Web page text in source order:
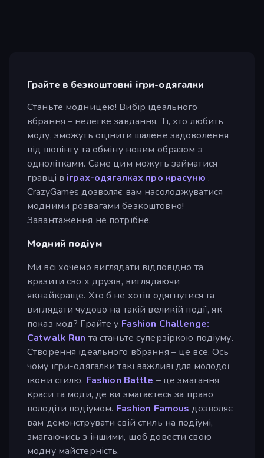
Грайте в безкоштовні ігри-одягалки
Станьте модницею! Вибір ідеального
вбрання – нелегке завдання. Ті, хто любить
моду, зможуть оцінити шалене задоволення
від шопінгу та обміну новим образом з
однолітками. Саме цим можуть займатися
гравці в іграх-одягалках про красуню .
CrazyGames дозволяє вам насолоджуватися
модними розвагами безкоштовно!
Завантаження не потрібне.
Модний подіум
Ми всі хочемо виглядати відповідно та
вразити своїх друзів, виглядаючи
якнайкраще. Хто б не хотів одягнутися та
виглядати чудово на такій великій події, як
показ мод? Грайте у Fashion Challenge:
Catwalk Run та станьте суперзіркою подіуму.
Створення ідеального вбрання – це все. Ось
чому ігри-одягалки такі важливі для молодої
ікони стилю. Fashion Battle – це змагання
краси та моди, де ви змагаєтесь за право
володіти подіумом. Fashion Famous дозволяє
вам демонструвати свій стиль на подіумі,
змагаючись з іншими, щоб довести свою
модну майстерність.